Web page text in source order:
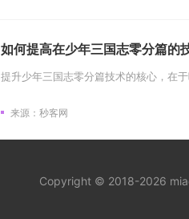
如何提高在少年三国志零分篇的
来源：秒客网
Copyright © 2018-2026